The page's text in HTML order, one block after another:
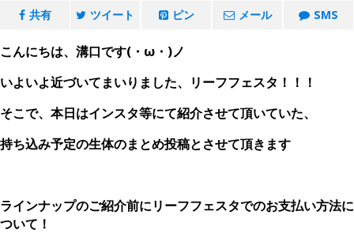
共有 ツイート ピン メール SMS
こんにちは、溝口です(・ω・)ノ
いよいよ近づいてまいりました、リーフフェスタ！！！
そこで、本日はインスタ等にて紹介させて頂いていた、
持ち込み予定の生体のまとめ投稿とさせて頂きます
ラインナップのご紹介前にリーフフェスタでのお支払い方法に
ついて！